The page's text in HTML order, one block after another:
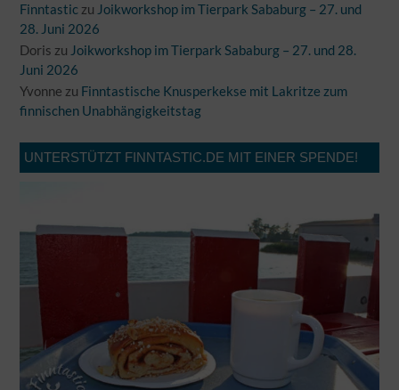
Finntastic zu Joikworkshop im Tierpark Sababurg – 27. und
28. Juni 2026
Doris zu Joikworkshop im Tierpark Sababurg – 27. und 28.
Juni 2026
Yvonne zu Finntastische Knusperkekse mit Lakritze zum
finnischen Unabhängigkeitstag
UNTERSTÜTZT FINNTASTIC.DE MIT EINER SPENDE!